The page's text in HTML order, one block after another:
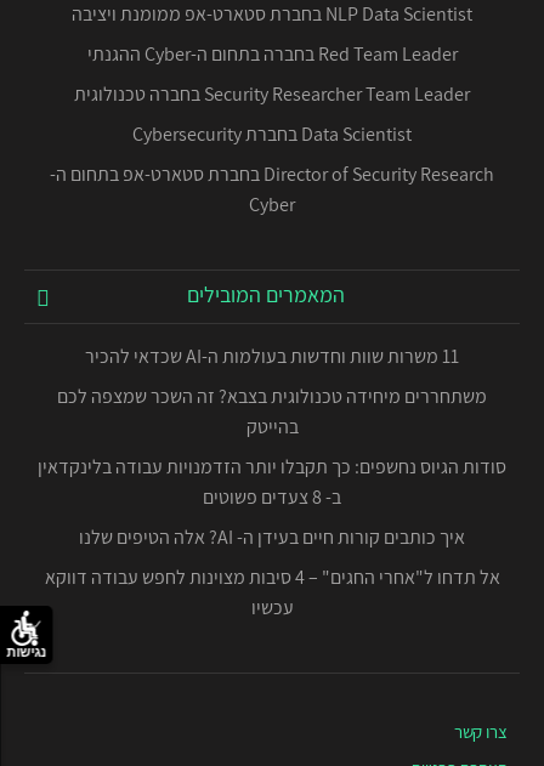
NLP Data Scientist בחברת סטארט-אפ ממומנת ויציבה
Red Team Leader בחברה בתחום ה-Cyber ההגנתי
Security Researcher Team Leader בחברה טכנולוגית
Data Scientist בחברת Cybersecurity
Director of Security Research בחברת סטארט-אפ בתחום ה-
Cyber
המאמרים המובילים
11 משרות שוות וחדשות בעולמות ה-AI שכדאי להכיר
משתחררים מיחידה טכנולוגית בצבא? זה השכר שמצפה לכם
בהייטק
סודות הגיוס נחשפים: כך תקבלו יותר הזדמנויות עבודה בלינקדאין
ב- 8 צעדים פשוטים
איך כותבים קורות חיים בעידן ה- AI? אלה הטיפים שלנו
אל תדחו ל"אחרי החגים" – 4 סיבות מצוינות לחפש עבודה דווקא
עכשיו
צרו קשר
נגישות